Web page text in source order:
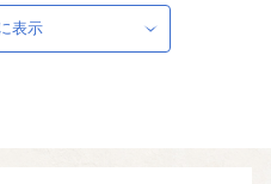
町並みが残されています。一
城連峰を背景に、緑豊かな丘
表示